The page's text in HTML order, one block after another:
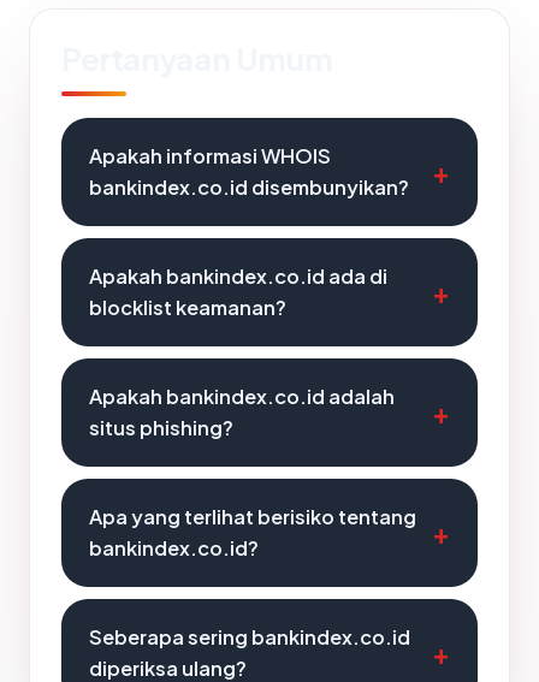
Apakah informasi WHOIS
bankindex.co.id disembunyikan?
Apakah bankindex.co.id ada di
blocklist keamanan?
Apakah bankindex.co.id adalah
situs phishing?
Apa yang terlihat berisiko tentang
bankindex.co.id?
Seberapa sering bankindex.co.id
diperiksa ulang?